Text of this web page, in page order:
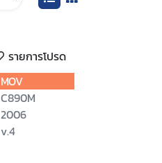
รายการโปรด
MOV
C890M
2006
v.4